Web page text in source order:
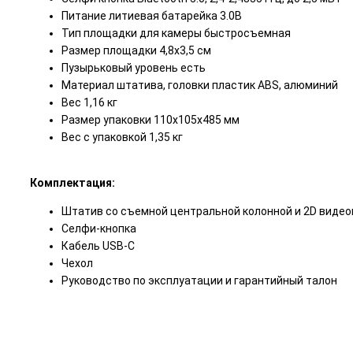
Питание литиевая батарейка 3.0В
Тип площадки для камеры быстросъемная
Размер площадки 4,8х3,5 см
Пузырьковый уровень есть
Материал штатива, головки пластик ABS, алюминий
Вес 1,16 кг
Размер упаковки 110х105х485 мм
Вес с упаковкой 1,35 кг
Комплектация:
Штатив со съемной центральной колонной и 2D
Селфи-кнопка
Кабель USB-C
Чехол
Руководство по эксплуатации и гарантийный талон